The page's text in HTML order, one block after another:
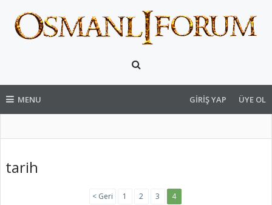
MENU GIRIŞ YAP ÜYE OL
tarih
< Geri 1 2 3 4